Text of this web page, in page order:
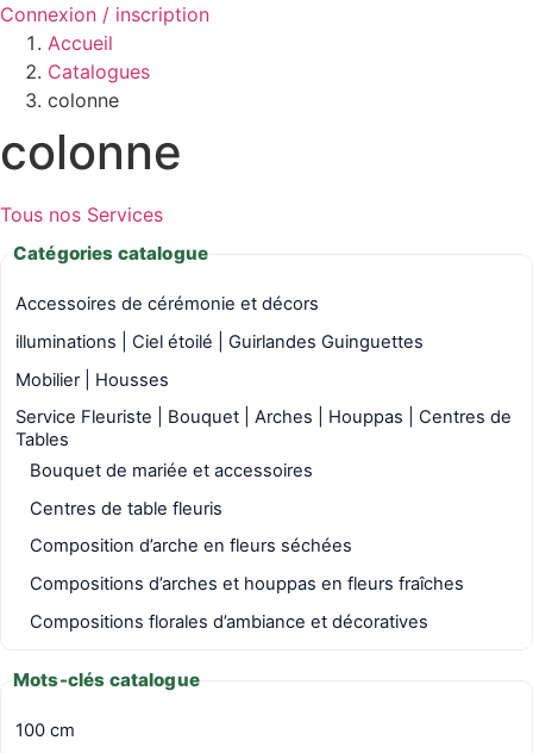
Connexion / inscription
Accueil
Catalogues
colonne
colonne
Tous nos Services
Catégories catalogue
Accessoires de cérémonie et décors
illuminations | Ciel étoilé | Guirlandes Guinguettes
Mobilier | Housses
Service Fleuriste | Bouquet | Arches | Houppas | Centres de
Tables
Bouquet de mariée et accessoires
Centres de table fleuris
Composition d’arche en fleurs séchées
Compositions d’arches et houppas en fleurs fraîches
Compositions florales d’ambiance et décoratives
Mots-clés catalogue
100 cm